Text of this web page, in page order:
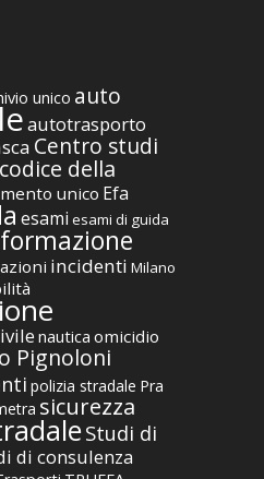
unico auto
autotrasporto
Centro studi
codice della
unico Efa
esami esami di guida
formazione
incidenti Milano
nautica omicidio
Pignoloni
polizia stradale Pra
sicurezza
Studi di
di consulenza